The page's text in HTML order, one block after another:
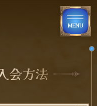
MENU
方法